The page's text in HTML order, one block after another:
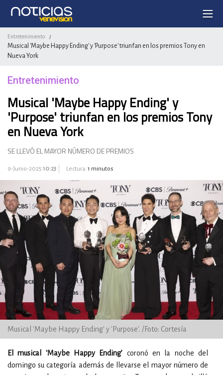
Entretenimiento /
Musical 'Maybe Happy Ending' y 'Purpose' triunfan en los premios Tony en
Nueva York
Entretenimiento
Musical 'Maybe Happy Ending' y
'Purpose' triunfan en los premios Tony
en Nueva York
SE LLEVÓ EL MAYOR NÚMERO DE PREMIOS
9-Junio-2025 10:23 Lectura: 1 minutos
Musical 'Maybe Happy Ending' y 'Purpose'. /Foto: Cortesía
El musical ‘Maybe Happy Ending’ coronó en la noche del
domingo su categoría además de llevarse el mayor número de